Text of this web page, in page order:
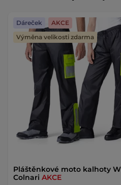
Pláštěnkové moto kalhoty
Colnari AKCE
Dáreček
AKCE
Výměna velikosti zdarma